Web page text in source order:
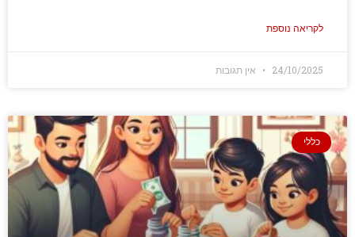
לקריאה נוספת
24/10/2025 אין תגובות
כללי